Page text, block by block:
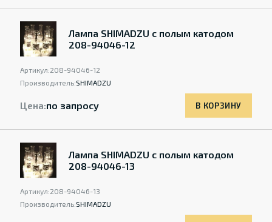
Лампа SHIMADZU с полым катодом
208-94046-12
Артикул:208-94046-12
Производитель:SHIMADZU
Цена:по запросу В КОРЗИНУ
Лампа SHIMADZU с полым катодом
208-94046-13
Артикул:208-94046-13
Производитель:SHIMADZU